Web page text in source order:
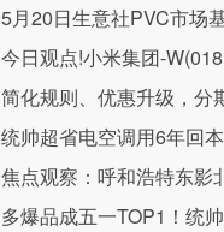
5月20日生意社PVC市场
今日观点!小米集团-
简化规则、优惠升级，分
统帅超省电空调用6年回
焦点观察：呼和浩特东影
多爆品成五一TOP1！统